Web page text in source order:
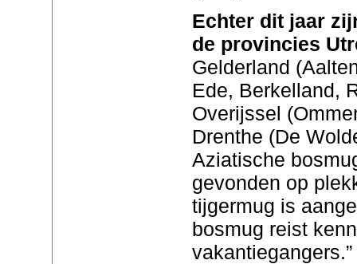
Echter dit jaar
de provincies
Gelderland
Ede, Berkelland,
Overijssel
Drenthe (De
Aziatische
gevonden op
tijgermug is
bosmug reist
vakantiegangers.”